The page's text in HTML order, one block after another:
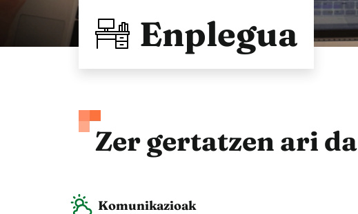
Enplegua
Zer gertatzen ari da
Komunikazioak